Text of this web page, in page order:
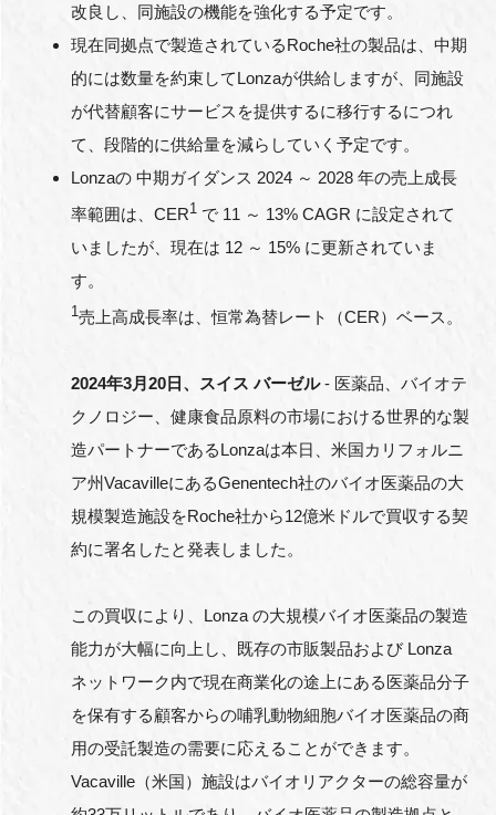
閉じる
改良し、同施設の機能を強化する予定です。
現在同拠点で製造されているRoche社の製品は、中期
的には数量を約束してLonzaが供給しますが、同施設
が代替顧客にサービスを提供するに移行するにつれ
て、段階的に供給量を減らしていく予定です。
Lonzaの 中期ガイダンス 2024 ～ 2028 年の売上成長
率範囲は、CER1で 11 ～ 13% CAGR に設定されて
いましたが、現在は 12 ～ 15% に更新されていま
す。
1売上高成長率は、恒常為替レート（CER）ベース。
2024年3月 20日、スイス バーゼル - 医薬品、バイオテ
クノロジー、健康食品原料の市場における世界的な製
造パートナーであるLonzaは本日、米国カリフォルニ
ア州VacavilleにあるGenentech社のバイオ医薬品の大
規模製造施設をRoche社から12億米ドルで買収する契
約に署名したと発表しました。
この買収により、Lonza の大規模バイオ医薬品の製造
能力が大幅に向上し、既存の市販製品および Lonza
ネットワーク内で現在商業化の途上にある医薬品分子
を保有する顧客からの哺乳動物細胞バイオ医薬品の商
用の受託製造の需要に応えることができます。
Vacaville（米国）施設はバイオリアクターの総容量が